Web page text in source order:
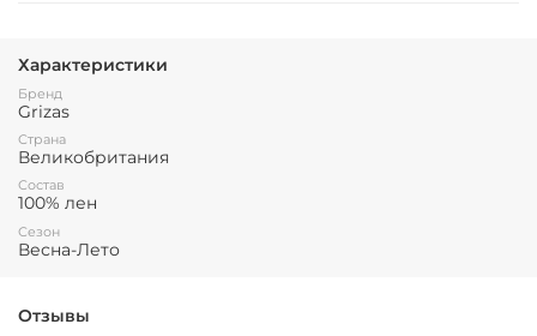
Характеристики
Бренд
Grizas
Страна
Великобритания
Состав
100% лен
Сезон
Весна-Лето
Отзывы